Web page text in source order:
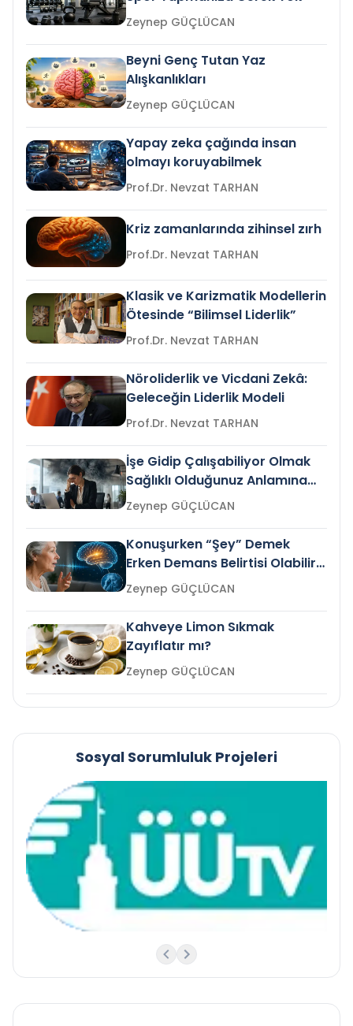
Zeynep GÜÇLÜCAN
Beyni Genç Tutan Yaz
Alışkanlıkları
Zeynep GÜÇLÜCAN
Yapay zeka çağında insan
olmayı koruyabilmek
Prof.Dr. Nevzat TARHAN
Kriz zamanlarında zihinsel zırh
Prof.Dr. Nevzat TARHAN
Klasik ve Karizmatik Modellerin
Ötesinde “Bilimsel Liderlik”
Prof.Dr. Nevzat TARHAN
Nöroliderlik ve Vicdani Zekâ:
Geleceğin Liderlik Modeli
Prof.Dr. Nevzat TARHAN
İşe Gidip Çalışabiliyor Olmak
Sağlıklı Olduğunuz Anlamına
Gelir mi?Zeynep GÜÇLÜCAN
Konuşurken “Şey” Demek
Erken Demans Belirtisi Olabilir
mi?
Zeynep GÜÇLÜCAN
Kahveye Limon Sıkmak
Zayıflatır mı?
Zeynep GÜÇLÜCAN
Sosyal Sorumluluk Projeleri